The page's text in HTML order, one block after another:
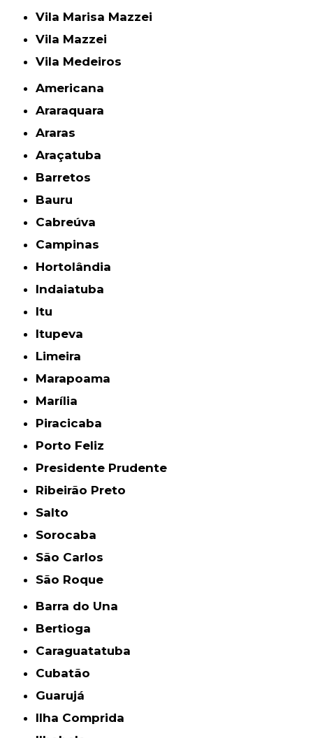
Vila Marisa Mazzei
Vila Mazzei
Vila Medeiros
Americana
Araraquara
Araras
Araçatuba
Barretos
Bauru
Cabreúva
Campinas
Hortolândia
Indaiatuba
Itu
Itupeva
Limeira
Marapoama
Marília
Piracicaba
Porto Feliz
Presidente Prudente
Ribeirão Preto
Salto
Sorocaba
São Carlos
São Roque
Barra do Una
Bertioga
Caraguatatuba
Cubatão
Guarujá
Ilha Comprida